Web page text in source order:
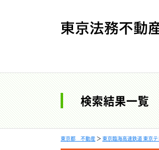
検索結果一覧
東京都 不動産 ＞ 東京臨海高速鉄道 東京